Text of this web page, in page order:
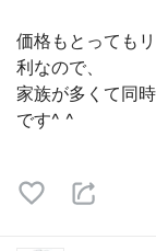
価格もとっても
利なので、
家族が多くて同
です^ ^